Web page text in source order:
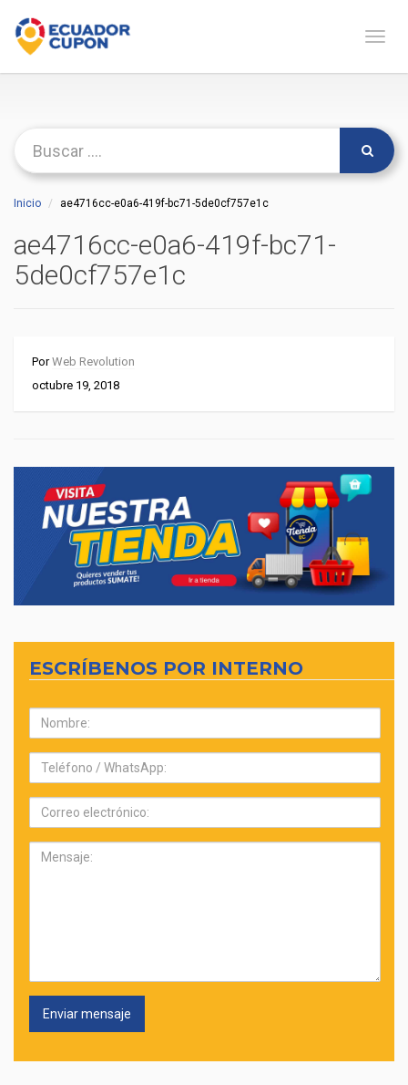
Inicio ae4716cc-e0a6-419f-bc71-5de0cf757e1c
ae4716cc-e0a6-419f-bc71-
5de0cf757e1c
PorWeb Revolution
octubre 19, 2018
ESCRÍBENOS POR INTERNO
Nombre:
Teléfono:
Correo
electrónico:
Mensaje: